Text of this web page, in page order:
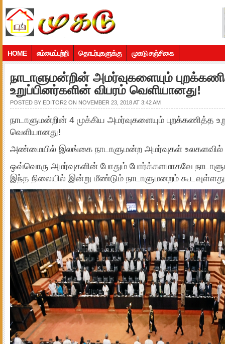
HOME எம்மைப்பற்றி தொடர்புகளுக்கு முகடு சஞ்சிகை
நாடாளுமன்றின் அமர்வுகளையும்
உறுப்பினர்களின் விபரம் வெளியானது!
POSTED BY EDITOR2 ON NOVEMBER 23, 2018 AT 3:42 AM
நாடாளுமன்றின் 4 முக்கிய அமர்வுகளையும் புறக்கணித்த
வெளியானது!
அண்மையில் இலங்கை நாடாளுமன்ற அமர்வுகள் உலகளவில்
ஒவ்வொரு அமர்வுகளின் போதும் போர்க்களமாகவே
இந்த நிலையில் இன்று மீண்டும் நாடாளுமனறம்